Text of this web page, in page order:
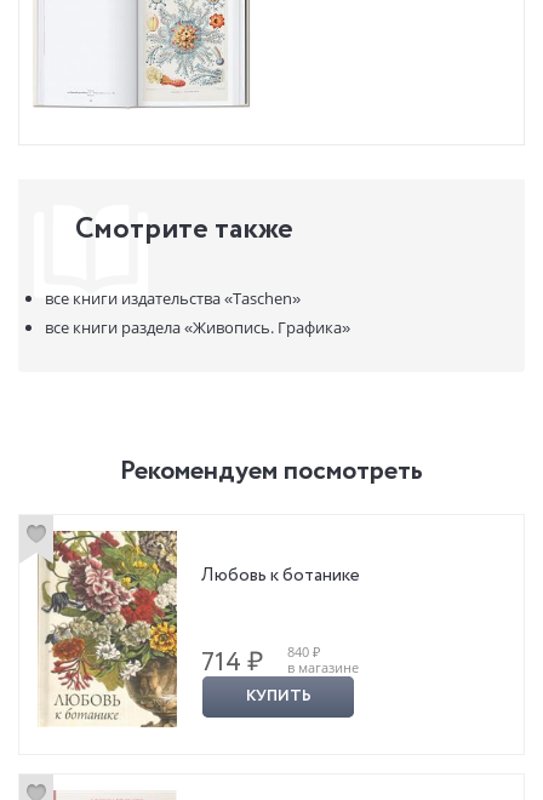
Смотрите также
все книги издательства«Taschen»
все книги раздела«Живопись. Графика»
Рекомендуем посмотреть
Любовь к ботанике
714 ₽
840 ₽
в магазине
КУПИТЬ